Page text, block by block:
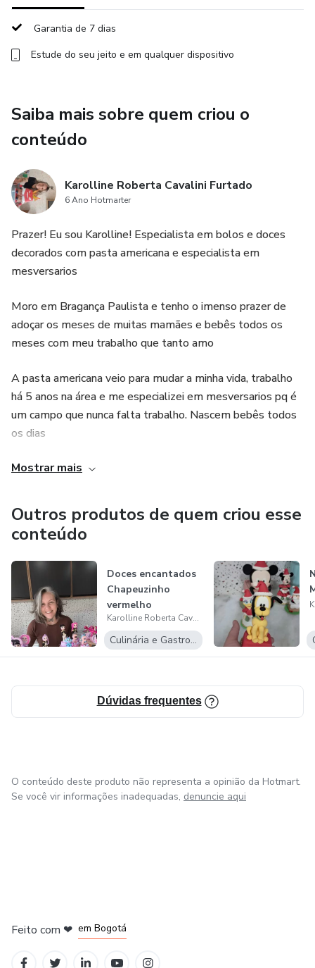
aumentar a renda ou conquistar independência financeira,
doces.
📌 Conteúdo prático e fácil de aplicar
💰 Faça da sua Páscoa um verdadeiro sucesso de vendas!
Garantia de 7 dias
Estude do seu jeito e em qualquer dispositivo
Saiba mais sobre quem criou o
conteúdo
Karolline Roberta Cavalini Furtado
6 Ano Hotmarter
Prazer! Eu sou Karolline! Especialista em bolos e doces
decorados com pasta americana e especialista em
mesversarios
Moro em Bragança Paulista e tenho o imenso prazer de
adoçar os meses de muitas mamães e bebês todos os
meses com meu trabalho que tanto amo
A pasta americana veio para mudar a minha vida, trabalho
há 5 anos na área e me especializei em mesversarios pq é
um campo que nunca falta trabalho. Nascem bebês todos
os dias
Com mais de 500 bolos já produzidos e mais de 3.000
Mostrar mais
Outros produtos de quem criou esse
conteúdo
Doces encantados
Chapeuzinho
vermelho
Karolline Roberta Cavalini Furtado
Culinária e Gastronomia
Dúvidas frequentes
O conteúdo deste produto não representa a opinião da Hotmart.
Se você vir informações inadequadas, denuncie aqui
Feito com ❤ em Bogotá